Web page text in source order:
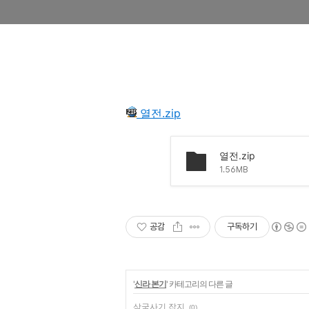
열전.zip
열전.zip
1.56MB
공감 구독하기
'신라 본기' 카테고리의 다른 글
삼국사기 잡지 (0)